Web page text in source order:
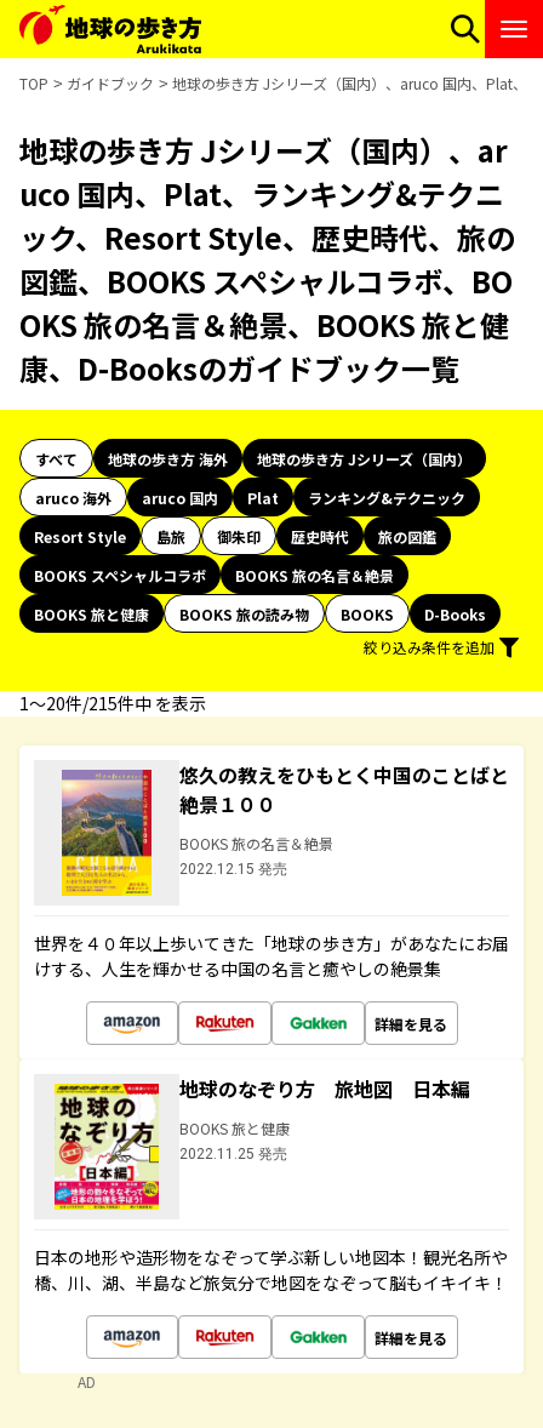
TOP ガイドブック 地球の歩き方 Jシリーズ（国内）、aruco 国内、Plat、
地球の歩き方 Jシリーズ（国内）、ar
uco 国内、Plat、ランキング&テクニ
ック、Resort Style、歴史時代、旅の
図鑑、BOOKS スペシャルコラボ、BO
OKS 旅の名言＆絶景、BOOKS 旅と健
康、D-Booksのガイドブック一覧
すべて 地球の歩き方 海外
地球の歩き方 Jシリーズ（国内）
aruco 海外
aruco 国内 Plat
ランキング&テクニック
Resort Style
島旅 御朱印 歴史時代
旅の図鑑
BOOKS スペシャルコラボ
BOOKS 旅の名言＆絶景
BOOKS 旅と健康
BOOKS 旅の読み物 BOOKS
D-Books
絞り込み条件を追加
1〜20件/215件中 を表示
悠久の教えをひもとく中国のことばと
絶景１００
BOOKS 旅の名言＆絶景
2022.12.15 発売
世界を４０年以上歩いてきた「地球の歩き方」があなたにお届
けする、人生を輝かせる中国の名言と癒やしの絶景集
詳細を見る
地球のなぞり方 旅地図 日本編
BOOKS 旅と健康
2022.11.25 発売
日本の地形や造形物をなぞって学ぶ新しい地図本！観光名所や
橋、川、湖、半島など旅気分で地図をなぞって脳もイキイキ！
詳細を見る
AD